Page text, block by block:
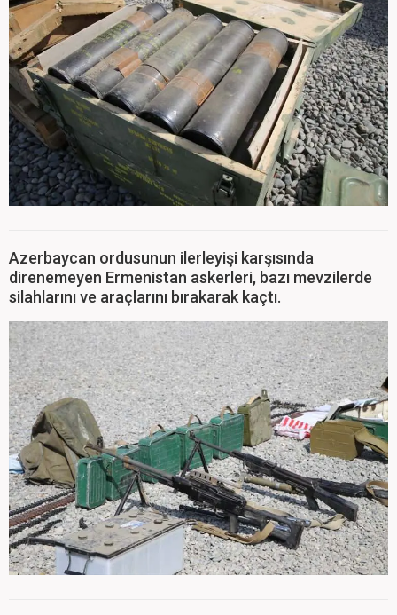
Azerbaycan ordusunun ilerleyişi karşısında
direnemeyen Ermenistan askerleri, bazı mevzilerde
silahlarını ve araçlarını bırakarak kaçtı.